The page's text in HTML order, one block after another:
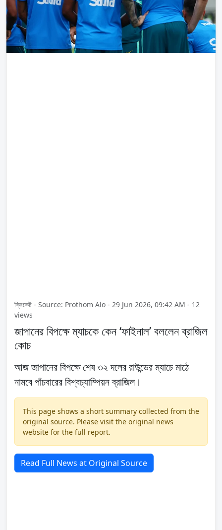
ক্রিকেট - Source: Prothom Alo - 29 Jun 2026, 09:42 AM - 12
views
জাপানের বিপক্ষে ম্যাচকে কেন ‘ফাইনাল’ বললেন ব্রাজিল
কোচ
আজ জাপানের বিপক্ষে শেষ ৩২ দলের রাউন্ডের ম্যাচে মাঠে
নামবে পাঁচবারের বিশ্বচ্যাম্পিয়ন ব্রাজিল।
This page shows a short summary collected from the
original source. Please visit the original news
website for the full report.
Read Full News at Original Source